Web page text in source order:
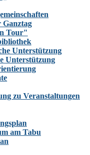
Ganztag
Tour"
Unterstützung
Unterstützung
zu Veranstaltungen
am Tabu